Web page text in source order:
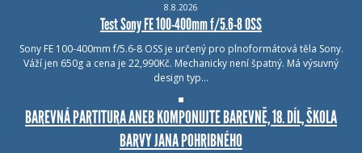
8.8.2026
Test Sony FE 100-400mm f/5.6-8 OSS
Sony FE 100-400mm f/5.6-8 OSS je určený pro plnoformátová těla Sony.
Váží jen 650g a cena je 22,990Kč. Mechanicky není špatný. Má výsuvný
design typ…
BAREVNÁ PARTITURA ANEB KOMPONUJTE BAREVNĚ, 18. DÍL, ŠKOLA
BARVY JANA POHRIBNÉHO